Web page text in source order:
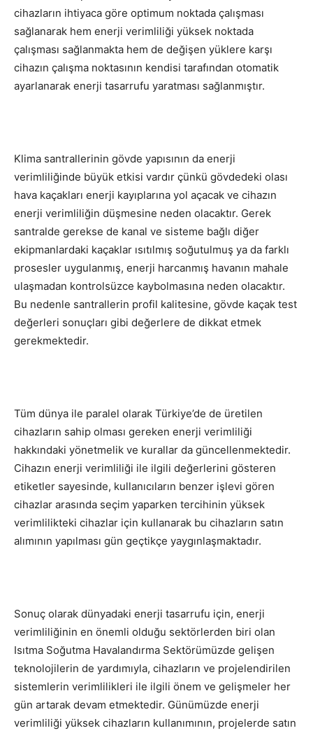
cihazların ihtiyaca göre optimum noktada çalışması
sağlanarak hem enerji verimliliği yüksek noktada
çalışması sağlanmakta hem de değişen yüklere karşı
cihazın çalışma noktasının kendisi tarafından otomatik
ayarlanarak enerji tasarrufu yaratması sağlanmıştır.
Klima santrallerinin gövde yapısının da enerji
verimliliğinde büyük etkisi vardır çünkü gövdedeki olası
hava kaçakları enerji kayıplarına yol açacak ve cihazın
enerji verimliliğin düşmesine neden olacaktır. Gerek
santralde gerekse de kanal ve sisteme bağlı diğer
ekipmanlardaki kaçaklar ısıtılmış soğutulmuş ya da farklı
prosesler uygulanmış, enerji harcanmış havanın mahale
ulaşmadan kontrolsüzce kaybolmasına neden olacaktır.
Bu nedenle santrallerin profil kalitesine, gövde kaçak test
değerleri sonuçları gibi değerlere de dikkat etmek
gerekmektedir.
Tüm dünya ile paralel olarak Türkiye’de de üretilen
cihazların sahip olması gereken enerji verimliliği
hakkındaki yönetmelik ve kurallar da güncellenmektedir.
Cihazın enerji verimliliği ile ilgili değerlerini gösteren
etiketler sayesinde, kullanıcıların benzer işlevi gören
cihazlar arasında seçim yaparken tercihinin yüksek
verimlilikteki cihazlar için kullanarak bu cihazların satın
alımının yapılması gün geçtikçe yaygınlaşmaktadır.
Sonuç olarak dünyadaki enerji tasarrufu için, enerji
verimliliğinin en önemli olduğu sektörlerden biri olan
Isıtma Soğutma Havalandırma Sektörümüzde gelişen
teknolojilerin de yardımıyla, cihazların ve projelendirilen
sistemlerin verimlilikleri ile ilgili önem ve gelişmeler her
gün artarak devam etmektedir. Günümüzde enerji
verimliliği yüksek cihazların kullanımının, projelerde satın